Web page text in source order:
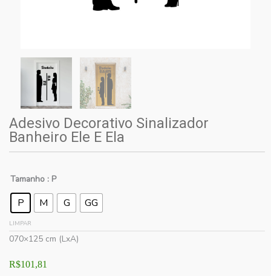
Adesivo Decorativo Sinalizador
Banheiro Ele E Ela
Tamanho : P
P M G GG
LIMPAR
070×125 cm (LxA)
R$101,81